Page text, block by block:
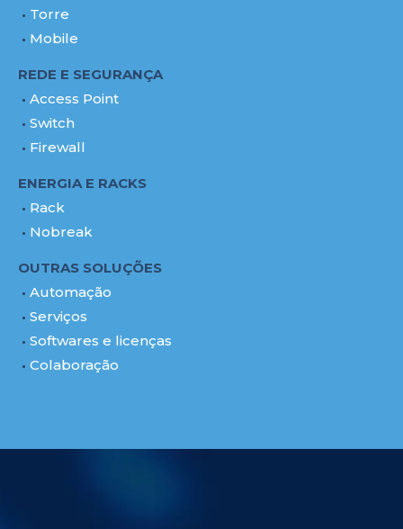
Torre
Mobile
REDE E SEGURANÇA
Access Point
Switch
Firewall
ENERGIA E RACKS
Rack
Nobreak
OUTRAS SOLUÇÕES
Automação
Serviços
Softwares e licenças
Colaboração